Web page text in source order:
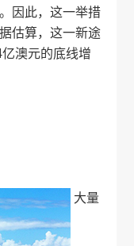
因此，这一举措
估算，这一新途
澳元的底线增
大量